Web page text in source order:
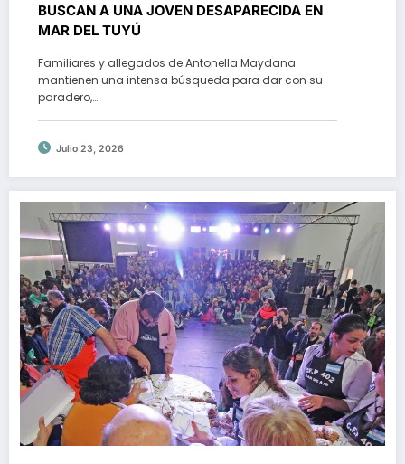
BUSCAN A UNA JOVEN DESAPARECIDA EN
MAR DEL TUYÚ
Familiares y allegados de Antonella Maydana
mantienen una intensa búsqueda para dar con su
paradero,…
Julio 23, 2026